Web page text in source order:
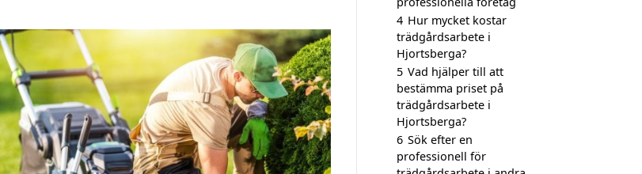
4 Hur mycket kostar
trädgårdsarbete i
Hjortsberga?
5 Vad hjälper till att
bestämma priset på
trädgårdsarbete i
Hjortsberga?
6 Sök efter en
professionell för